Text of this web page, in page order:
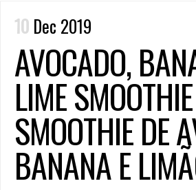
10 Dec 2019
AVOCADO,
LIME
SMOOTHIE DE
BANANA E